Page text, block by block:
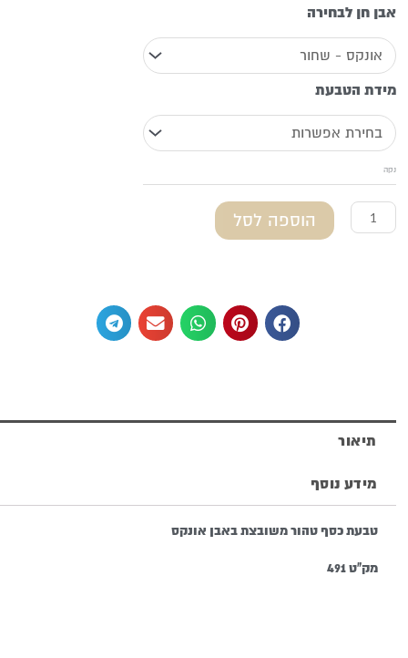
אבן חן לבחירה
מידת הטבעת
נקה
כמות
של
טבעת
כסף
טהור
באבן
אונקס
הוספה לסל
תיאור
מידע נוסף
טבעת כסף טהור משובצת באבן אונקס
מק"ט 491